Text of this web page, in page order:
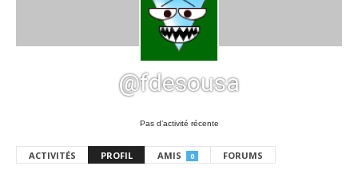
@fdesousa
Pas d’activité récente
ACTIVITÉS PROFIL AMIS 0 FORUMS